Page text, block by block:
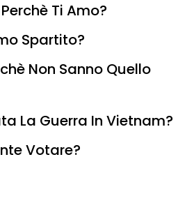
Ti Amo?
Spartito?
Non Sanno Quello
La Guerra In Vietnam?
Votare?